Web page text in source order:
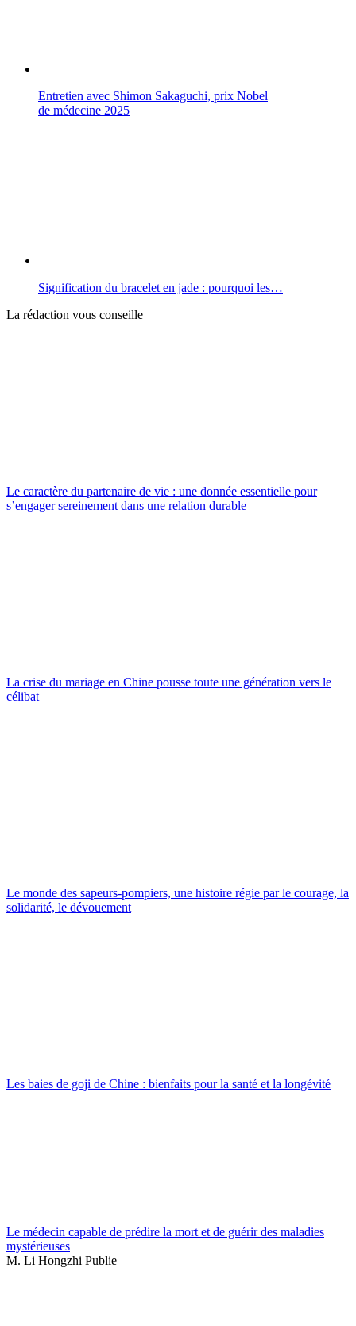
Entretien avec Shimon Sakaguchi, prix Nobel
de médecine 2025
Signification du bracelet en jade : pourquoi les…
La rédaction vous conseille
Le caractère du partenaire de vie : une donnée essentielle pour
s’engager sereinement dans une relation durable
La crise du mariage en Chine pousse toute une génération vers le
célibat
Le monde des sapeurs-pompiers, une histoire régie par le courage, la
solidarité, le dévouement
Les baies de goji de Chine : bienfaits pour la santé et la longévité
Le médecin capable de prédire la mort et de guérir des maladies
mystérieuses
M. Li Hongzhi Publie